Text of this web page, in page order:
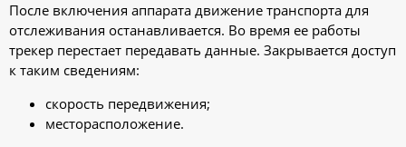
После включения аппарата движение транспорта для
отслеживания останавливается. Во время ее работы
трекер перестает передавать данные. Закрывается доступ
к таким сведениям:
скорость передвижения;
месторасположение.